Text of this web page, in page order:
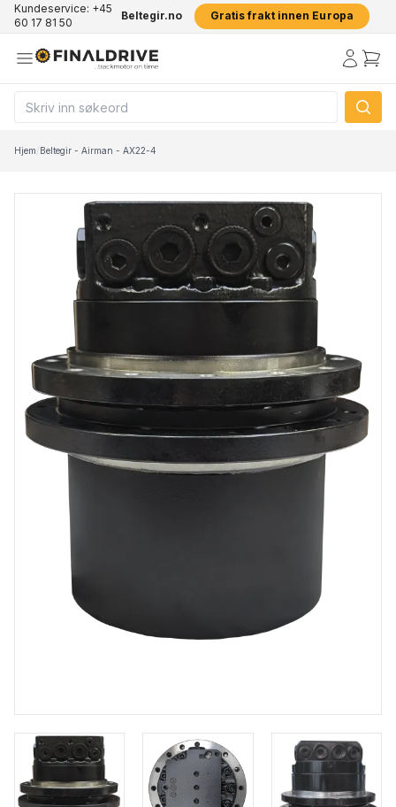
Kundeservice: +45
60 17 81 50
Beltegir.no Gratis frakt innen Europa
Hjem/Beltegir - Airman - AX22-4